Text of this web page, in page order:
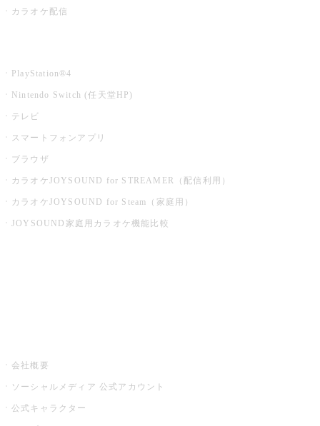
カラオケ配信
PlayStation®4
Nintendo Switch (任天堂HP)
テレビ
スマートフォンアプリ
ブラウザ
カラオケJOYSOUND for STREAMER（配信利用）
カラオケJOYSOUND for Steam（家庭用）
JOYSOUND家庭用カラオケ機能比較
会社概要
ソーシャルメディア 公式アカウント
公式キャラクター